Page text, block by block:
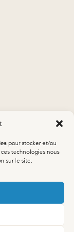
pour stocker et/ou
technologies nous
sur le site.